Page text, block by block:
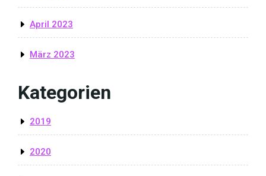
April 2023
März 2023
Kategorien
2019
2020